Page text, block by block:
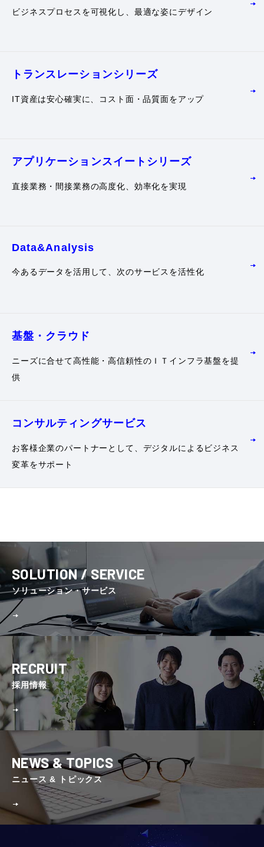
ビジネスプロセスを可視化し、最適な姿にデザイン
トランスレーションシリーズ
IT資産は安心確実に、コスト面・品質面をアップ
アプリケーションスイートシリーズ
直接業務・間接業務の高度化、効率化を実現
Data&Analysis
今あるデータを活用して、次のサービスを活性化
基盤・クラウド
ニーズに合せて高性能・高信頼性のＩＴインフラ基盤を提
供
コンサルティングサービス
お客様企業のパートナーとして、デジタルによるビジネス
変革をサポート
SOLUTION / SERVICE
ソリューション・サービス
RECRUIT
採⽤情報
NEWS & TOPICS
ニュース & トピックス